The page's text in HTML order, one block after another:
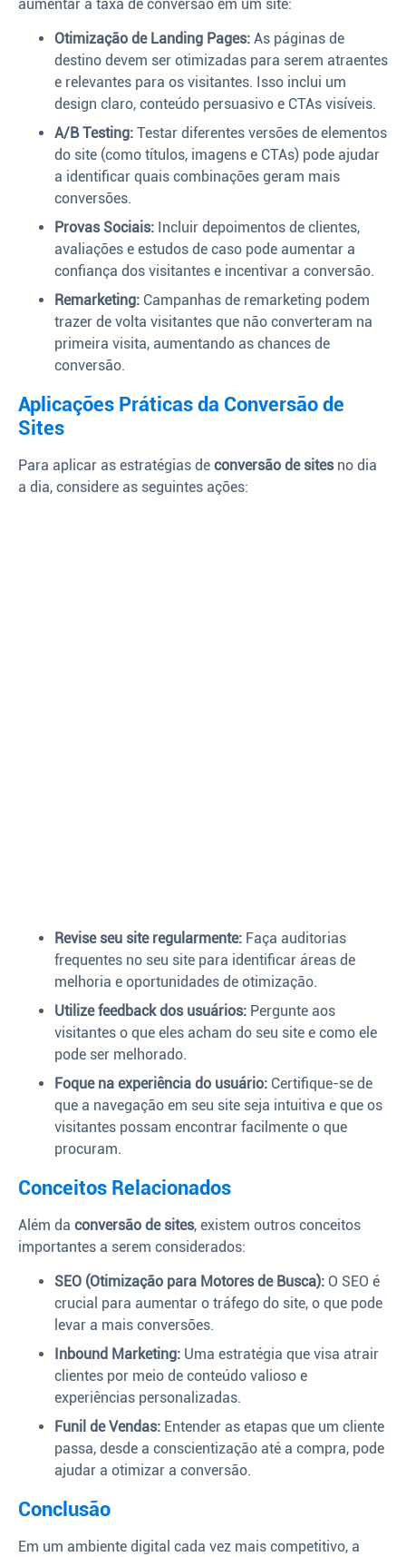
aumentar a taxa de conversão em um site:
Otimização de Landing Pages: As páginas de
destino devem ser otimizadas para serem atraentes
e relevantes para os visitantes. Isso inclui um
design claro, conteúdo persuasivo e CTAs visíveis.
A/B Testing: Testar diferentes versões de elementos
do site (como títulos, imagens e CTAs) pode ajudar
a identificar quais combinações geram mais
conversões.
Provas Sociais: Incluir depoimentos de clientes,
avaliações e estudos de caso pode aumentar a
confiança dos visitantes e incentivar a conversão.
Remarketing: Campanhas de remarketing podem
trazer de volta visitantes que não converteram na
primeira visita, aumentando as chances de
conversão.
Aplicações Práticas da Conversão de
Sites
Para aplicar as estratégias de conversão de sitesno dia
a dia, considere as seguintes ações:
Revise seu site regularmente: Faça auditorias
frequentes no seu site para identificar áreas de
melhoria e oportunidades de otimização.
Utilize feedback dos usuários: Pergunte aos
visitantes o que eles acham do seu site e como ele
pode ser melhorado.
Foque na experiência do usuário: Certifique-se de
que a navegação em seu site seja intuitiva e que os
visitantes possam encontrar facilmente o que
procuram.
Conceitos Relacionados
Além da conversão de sites, existem outros conceitos
importantes a serem considerados:
SEO (Otimização para Motores de Busca): O SEO é
crucial para aumentar o tráfego do site, o que pode
levar a mais conversões.
Inbound Marketing: Uma estratégia que visa atrair
clientes por meio de conteúdo valioso e
experiências personalizadas.
Funil de Vendas: Entender as etapas que um cliente
passa, desde a conscientização até a compra, pode
ajudar a otimizar a conversão.
Conclusão
Em um ambiente digital cada vez mais competitivo, a